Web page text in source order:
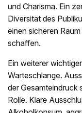
und Charisma. Ein
Diversität des
einen sicheren
schaffen.
Ein weiterer
Warteschlange.
der Gesamteindruck
Rolle. Klare